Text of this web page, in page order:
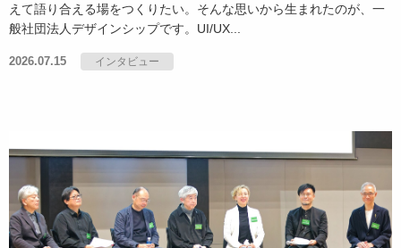
えて語り合える場をつくりたい。そんな思いから生まれたのが、一
般社団法人デザインシップです。UI/UX...
2026.07.15 インタビュー